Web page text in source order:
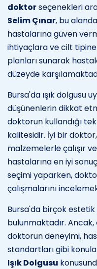
doktorseçenekleri
Selim Çınar, bu
hastalarına güven
ihtiyaçlara ve cilt
planları sunarak
düzeyde
Bursa'da ışık dolgusu
düşünenlerin dikkat
doktorun kullandığı
kalitesidir. İyi bir
malzemelerle çalışır
hastalarına en iyi
seçimi yaparken,
çalışmalarını
Bursa'da birçok
bulunmaktadır.
doktorun deneyimi,
standartları gibi
Işık Dolgusu